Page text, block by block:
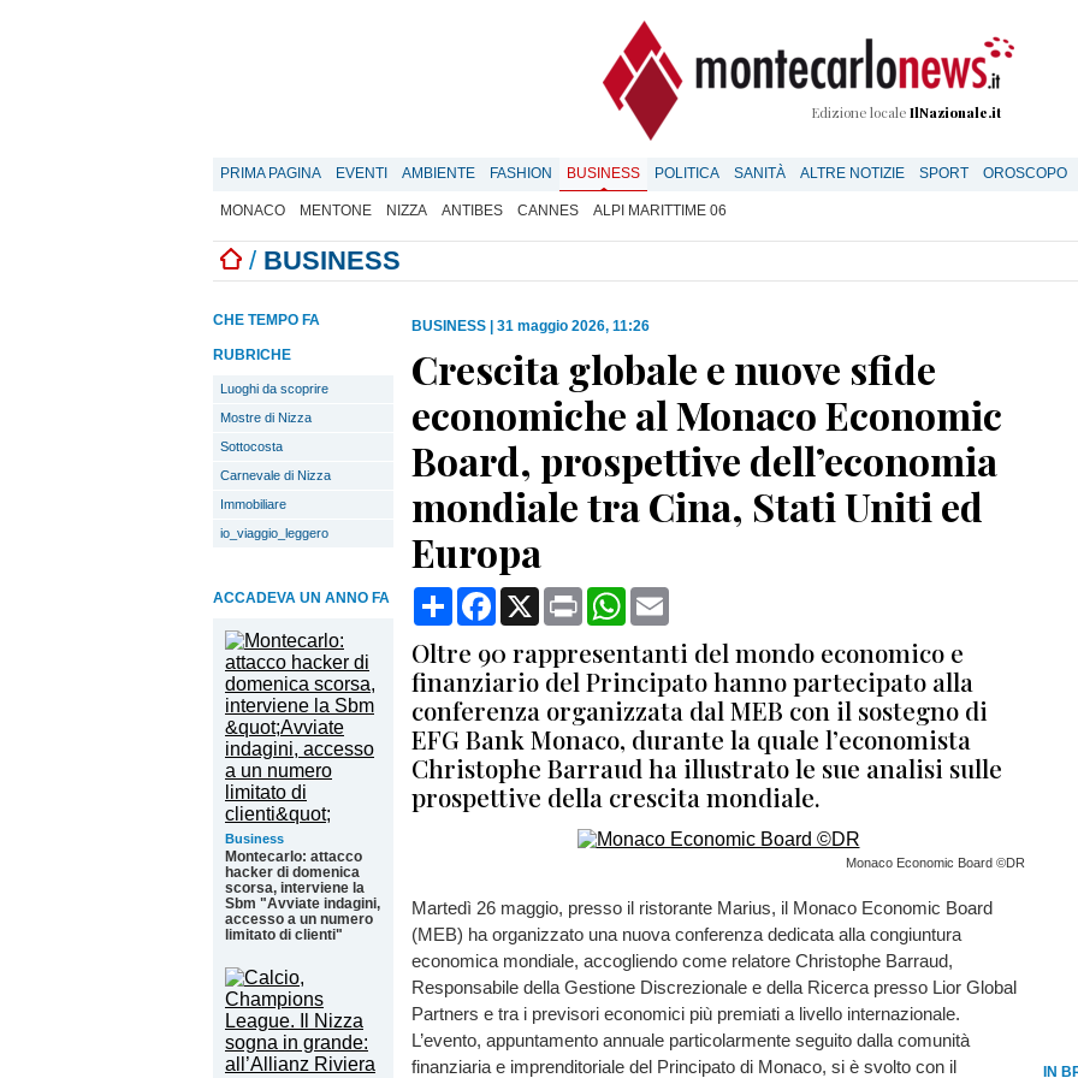
Edizione locale IlNazionale.it
PRIMA PAGINA EVENTI AMBIENTE FASHION BUSINESS POLITICA SANITÀ ALTRE NOTIZIE SPORT OROSCOPO
MONACO MENTONE NIZZA ANTIBES CANNES ALPI MARITTIME 06
/ BUSINESS
IN
CHE TEMPO FA
RUBRICHE
Luoghi da scoprire
Mostre di Nizza
Sottocosta
Carnevale di Nizza
Immobiliare
io_viaggio_leggero
ACCADEVA UN ANNO FA
Business
Montecarlo: attacco
hacker di domenica
scorsa, interviene la
Sbm "Avviate indagini,
accesso a un numero
limitato di clienti"
BUSINESS 31 maggio 2026, 11:26
Crescita globale e nuove sfide
economiche al Monaco Economic
Board, prospettive dell’economia
mondiale tra Cina, Stati Uniti ed
Europa
CondividiFacebook
X Print WhatsApp
Oltre 90 rappresentanti del mondo economico e
finanziario del Principato hanno partecipato alla
conferenza organizzata dal MEB con il sostegno di
EFG Bank Monaco, durante la quale l’economista
Christophe Barraud ha illustrato le sue analisi sulle
prospettive della crescita mondiale.
Monaco Economic Board ©DR
Martedì 26 maggio, presso il ristorante Marius, il Monaco Economic Board
(MEB) ha organizzato una nuova conferenza dedicata alla congiuntura
economica mondiale, accogliendo come relatore Christophe Barraud,
Responsabile della Gestione Discrezionale e della Ricerca presso Lior Global
Partners e tra i previsori economici più premiati a livello internazionale.
L’evento, appuntamento annuale particolarmente seguito dalla comunità
finanziaria e imprenditoriale del Principato di Monaco, si è svolto con il